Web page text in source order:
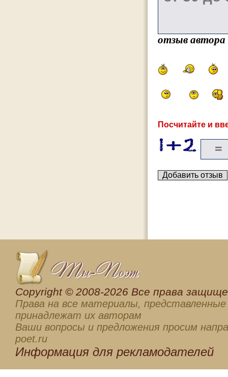
отзыв
Посчитайте и
Сopyright © 2008-2026 Все права
Права на все материалы, представленные
принадлежат их авторам
Ваши вопросы и предложения просим
poet.ru
Информация для рекламодателей